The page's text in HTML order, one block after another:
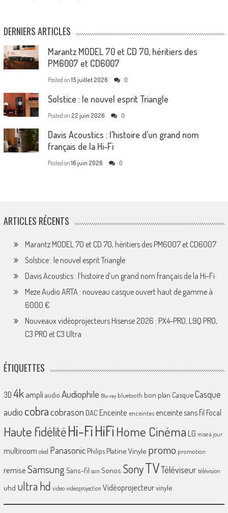
DERNIERS ARTICLES
Marantz MODEL 70 et CD 70, héritiers des
PM6007 et CD6007
Posted on 15 juillet 2026 0
Solstice : le nouvel esprit Triangle
Posted on 22 juin 2026 0
Davis Acoustics : l’histoire d’un grand nom
français de la Hi-Fi
Posted on 16 juin 2026 0
ARTICLES RÉCENTS
Marantz MODEL 70 et CD 70, héritiers des PM6007 et CD6007
Solstice : le nouvel esprit Triangle
Davis Acoustics : l’histoire d’un grand nom français de la Hi-Fi
Meze Audio ARTA : nouveau casque ouvert haut de gamme à
6000 €
Nouveaux vidéoprojecteurs Hisense 2026 : PX4-PRO, L9Q PRO,
C3 PRO et C3 Ultra
ÉTIQUETTES
3D 4k ampliaudio Audiophile Blu-ray bluetooth bon plan CasqueCasque
audio cobracobrason DAC Enceinte enceintes enceinte sans fil Focal
Haute fidélitéHi-FiHiFiHome Cinéma LG mise à jour
multiroom oled Panasonic Philips Platine Vinyle promo promotion
remiseSamsungSans-fil son Sonos SonyTVTéléviseur télévision
uhd ultra hd video videoprojection Vidéoprojecteurvinyle